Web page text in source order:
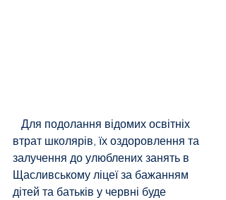
Для подолання відомих освітніх
втрат школярів, їх оздоровлення та
залучення до улюблених занять в
Щасливському ліцеї за бажанням
дітей та батьків у червні буде